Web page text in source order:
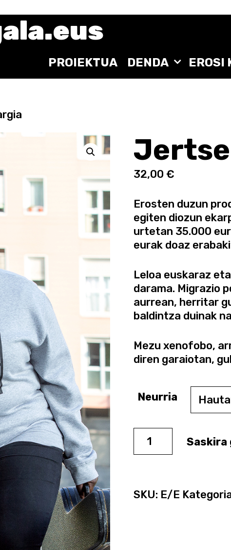
PROIEKTUA DENDA EROSI
32,00€
Erosten duzun
egiten diozun
urtetan 35.000
eurak doaz
Leloa euskaraz
darama. Migrazio
aurrean, herritar
baldintza duinak
Mezu xenofobo,
diren garaiotan,
Neurria
Saskira
SKU: E/E